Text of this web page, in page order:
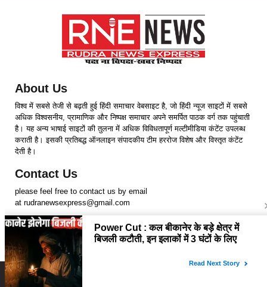
About Us
विश्व में सबसे तेजी से बढ़ती हुई हिंदी समाचार वेबसाइट है, जो हिंदी न्यूज साइटों में सबसे
अधिक विश्वसनीय, प्रामाणिक और निष्पक्ष समाचार अपने समर्पित पाठक वर्ग तक पहुंचाती
है। यह अन्य भाषाई साइटों की तुलना में अधिक विविधतापूर्ण मल्टीमीडिया कंटेंट उपलब्ध
कराती है। इसकी प्रतिबद्ध ऑनलाइन संपादकीय टीम हररोज विशेष और विस्तृत कंटेंट
देती है।
Contact Us
please feel free to contact us by email
at rudranewsexpress@gmail.com
Follow Us
Copyright © 2024 RudraNewsExpress. All rights Reserved.